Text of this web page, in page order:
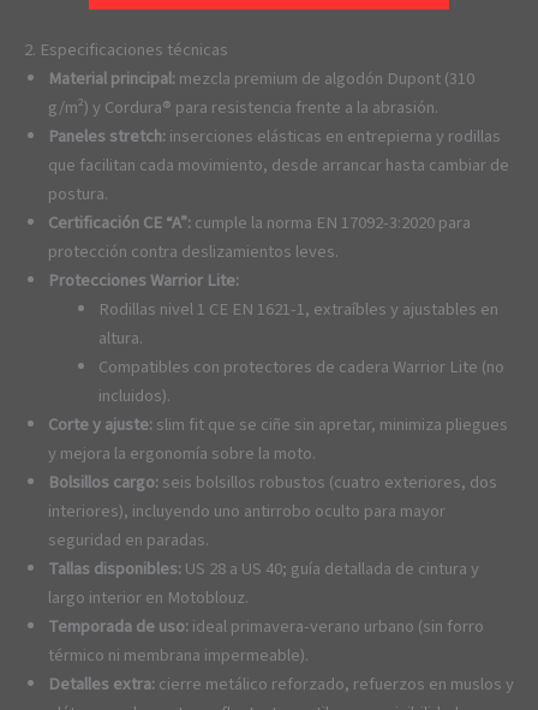
2. Especificaciones técnicas
Material principal:mezcla premium de algodón Dupont (310
g/m²) y Cordura® para resistencia frente a la abrasión.
Paneles stretch:inserciones elásticas en entrepierna y rodillas
que facilitan cada movimiento, desde arrancar hasta cambiar de
postura.
Certificación CE “A”:cumple la norma EN 17092-3:2020 para
protección contra deslizamientos leves.
Protecciones Warrior Lite:
Rodillas nivel 1 CE EN 1621-1, extraíbles y ajustables en
altura.
Compatibles con protectores de cadera Warrior Lite (no
incluidos).
Corte y ajuste:slim fit que se ciñe sin apretar, minimiza pliegues
y mejora la ergonomía sobre la moto.
Bolsillos cargo:seis bolsillos robustos (cuatro exteriores, dos
interiores), incluyendo uno antirrobo oculto para mayor
seguridad en paradas.
Tallas disponibles:US 28 a US 40; guía detallada de cintura y
largo interior en Motoblouz.
Temporada de uso:ideal primavera-verano urbano (sin forro
térmico ni membrana impermeable).
Detalles extra:cierre metálico reforzado, refuerzos en muslos y